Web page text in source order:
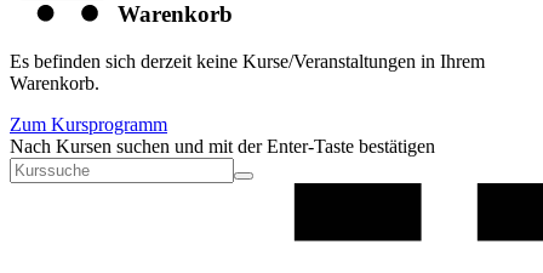
Warenkorb
Es befinden sich derzeit keine Kurse/Veranstaltungen in Ihrem
Warenkorb.
Zum Kursprogramm
Nach Kursen suchen und mit der Enter-Taste bestätigen